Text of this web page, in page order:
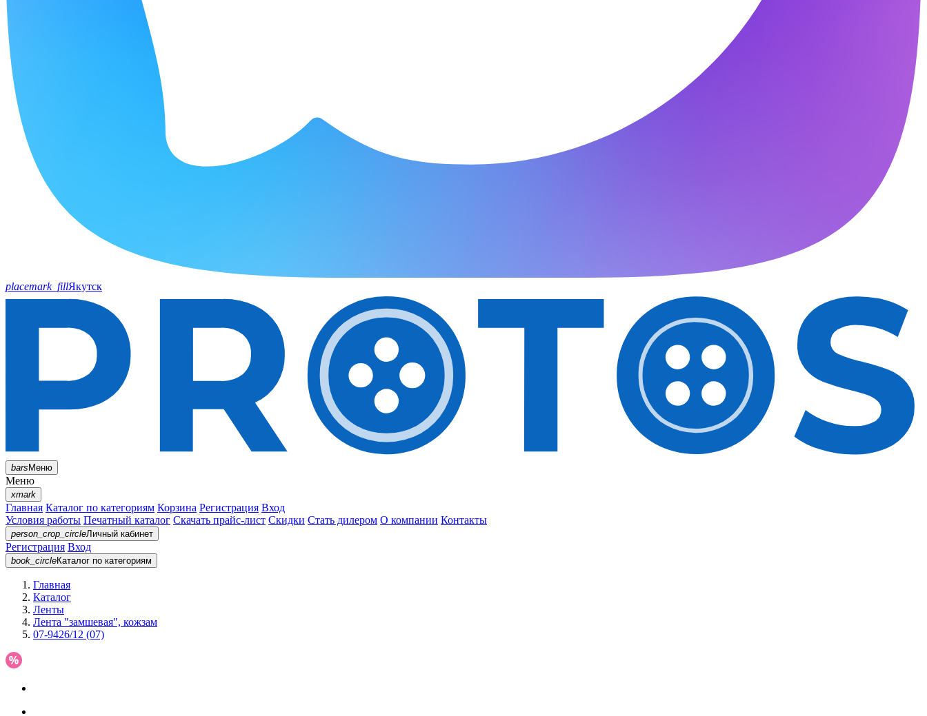
placemark_fillЯкутск
barsМеню
Меню
xmark
Главная Каталог по категориям Корзина Регистрация Вход
Условия работы Печатный каталог Скачать прайс-лист Скидки Стать дилером О компании Контакты
person_crop_circleЛичный кабинет
Регистрация Вход
book_circleКаталог по категориям
Главная
Каталог
Ленты
Лента "замшевая", кожзам
07-9426/12 (07)